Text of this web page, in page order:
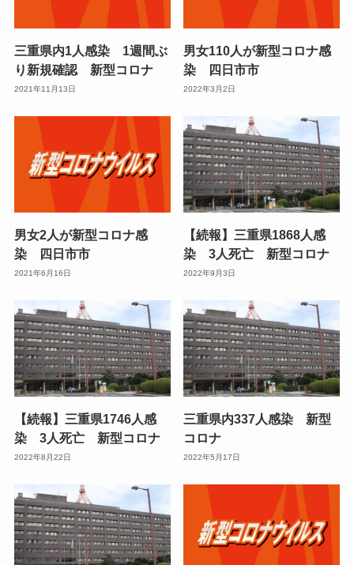
三重県内1人感染 1週間ぶ
り新規確認 新型コロナ
2021年11月13日
男女110人が新型コロナ感
染 四日市市
2022年3月2日
男女2人が新型コロナ感
染 四日市市
2021年6月16日
【続報】三重県1868人感
染 3人死亡 新型コロナ
2022年9月3日
【続報】三重県1746人感
染 3人死亡 新型コロナ
2022年8月22日
三重県内337人感染 新型
コロナ
2022年5月17日